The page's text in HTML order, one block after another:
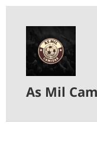
As Mil